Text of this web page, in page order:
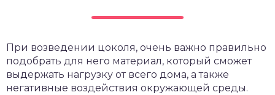
При возведении цоколя, очень важно правильно
подобрать для него материал, который сможет
выдержать нагрузку от всего дома, а также
негативные воздействия окружающей среды.